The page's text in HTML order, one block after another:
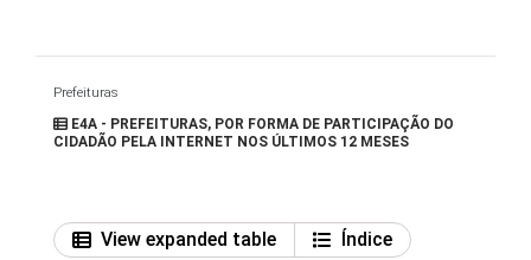
Prefeituras
E4A - PREFEITURAS, POR FORMA DE PARTICIPAÇÃO DO
CIDADÃO PELA INTERNET NOS ÚLTIMOS 12 MESES
View expanded table
Índice